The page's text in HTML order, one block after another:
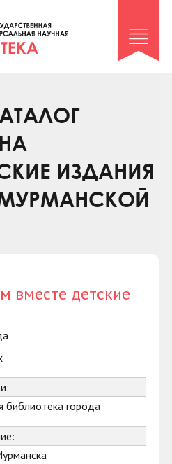
архив»
ИЗДАНИЯ
вместе детские
библиотека города